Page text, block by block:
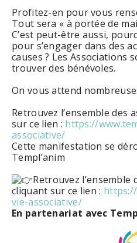
Profitez-en pour vous
Tout sera « à portée de
C’est peut-être aussi,
pour s’engager dans des
causes ? Les Associations
trouver des bénévoles.
On vous attend
Retrouvez l’ensemble des
sur ce lien : https://
associative/
Cette manifestation se
Templ’anim
Retrouvez l’ensemble
cliquant sur ce lien :
vie-associative/
En partenariat avec